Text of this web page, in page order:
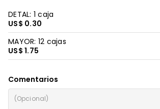
DETAL: 1 caja
US$ 0.30
MAYOR: 12 cajas
US$ 1.75
Comentarios